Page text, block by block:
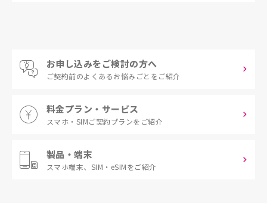
お申し込みをご検討の方へ
ご契約前のよくあるお悩みごとをご紹介
料金プラン・サービス
スマホ・SIMご契約プランをご紹介
製品・端末
スマホ端末、 SIM・eSIMをご紹介